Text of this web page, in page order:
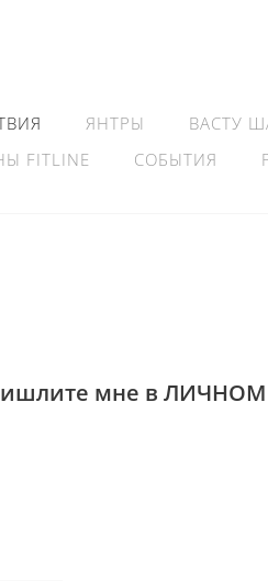
ЯНТРЫ ВАСТУ
FITLINE СОБЫТИЯ
мне в ЛИЧНОМ